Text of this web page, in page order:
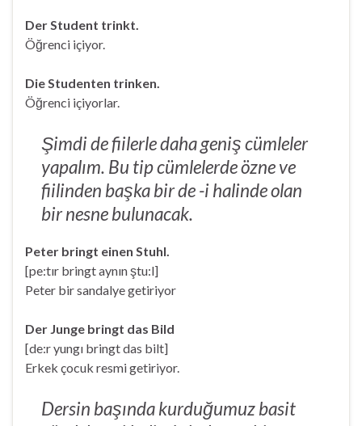
Der Student trinkt.
Öğrenci içiyor.
Die Studenten trinken.
Öğrenci içiyorlar.
Şimdi de fiilerle daha geniş cümleler
yapalım. Bu tip cümlelerde özne ve
fiilinden başka bir de -i halinde olan
bir nesne bulunacak.
Peter bringt einen Stuhl.
[pe:tır bringt aynın ştu:l]
Peter bir sandalye getiriyor
Der Junge bringt das Bild
[de:r yungı bringt das bilt]
Erkek çocuk resmi getiriyor.
Dersin başında kurduğumuz basit